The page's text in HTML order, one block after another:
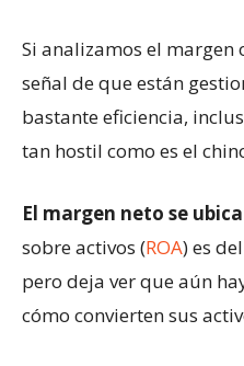
Si analizamos el margen
señal de que están
bastante eficiencia,
tan hostil como es el
El margen neto se
sobre activos (ROA) es
pero deja ver que aún
cómo convierten sus